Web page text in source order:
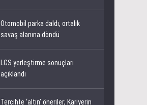
Otomobil parka daldı, ortalık
savaş alanına döndü
LGS yerleştirme sonuçları
açıklandı
Tercihte ‘altın’ öneriler; Kariyerin